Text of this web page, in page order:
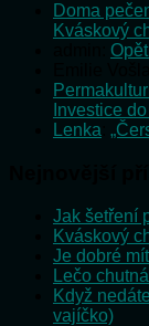
Doma
Kváskový
Investice
Lenka
Jak šetření
Kváskový
Je dobré
Lečo
Když
vajíčko)